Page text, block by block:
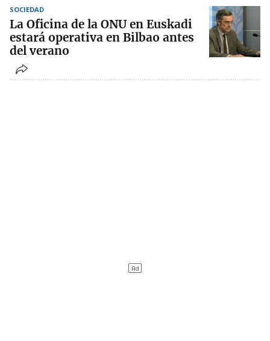
SOCIEDAD
La Oficina de la ONU en Euskadi
estará operativa en Bilbao antes
del verano